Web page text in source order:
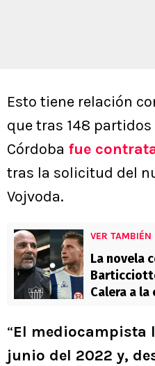
Esto tiene relación
que tras 148 partidos
Córdoba fue
tras la solicitud del
Vojvoda.
VER TAMBIÉN
La novela
Calera a
“El mediocampista
junio del 2022 y,